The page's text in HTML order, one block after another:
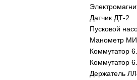
Датчик ДТ-2
Пусковой
Манометр
Коммутатор
Коммутатор
Держатель